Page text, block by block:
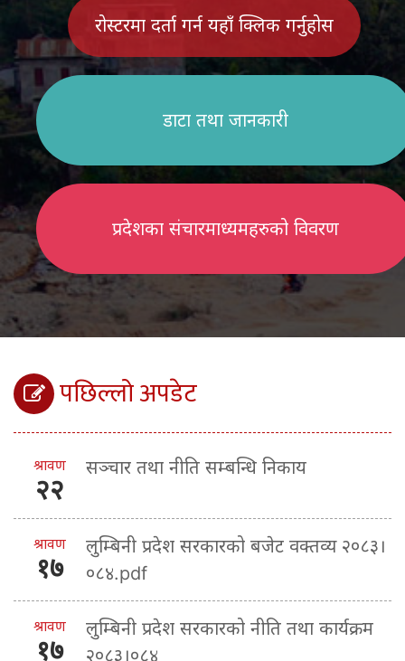
रोस्टरमा दर्ता गर्न यहाँ क्लिक गर्नुहोस
डाटा तथा जानकारी
प्रदेशका संचारमाध्यमहरुको विवरण
पछिल्लो अपडेट
श्रावण
२२
सञ्चार तथा नीति सम्बन्धि निकाय
श्रावण
१७
लुम्बिनी प्रदेश सरकारको बजेट वक्तव्य २०८३।
०८४.pdf
श्रावण
१७
लुम्बिनी प्रदेश सरकारको नीति तथा कार्यक्रम
२०८३।०८४